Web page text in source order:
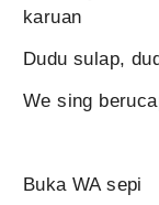
karuan
Dudu sulap,
We sing
Buka WA sepi